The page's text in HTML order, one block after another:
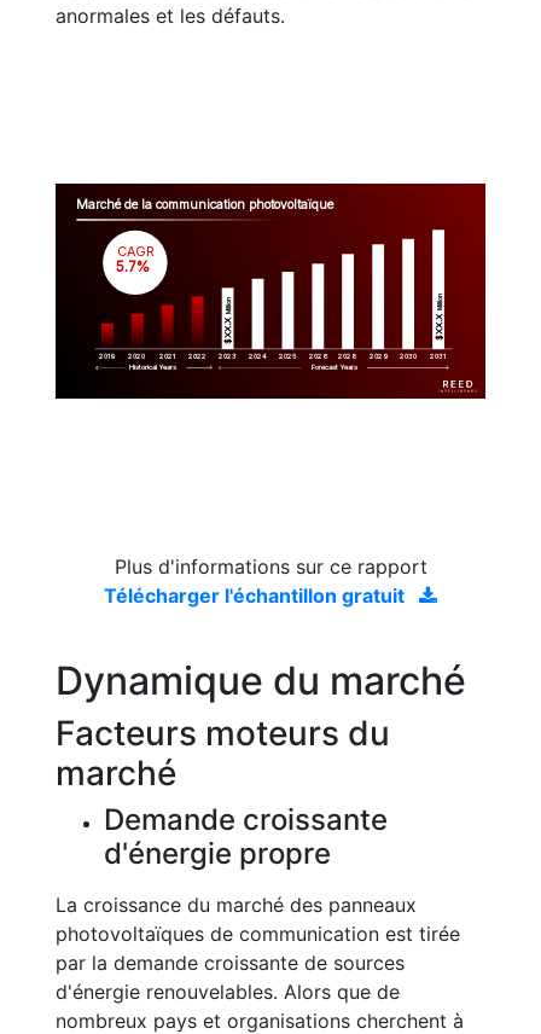
anormales et les défauts.
Marché de la communication photovoltaïque
2019 2020 2021 2022 2023 2024 2025 2026 2028 2029 2030 2031
$XX.X
Million
$XX.X
Million
CAGR
5.7%
Historical Years Forecast Years
Plus d'informations sur ce rapport
Télécharger l'échantillon gratuit
Dynamique du marché
Facteurs moteurs du
marché
Demande croissante
d'énergie propre
La croissance du marché des panneaux
photovoltaïques de communication est tirée
par la demande croissante de sources
d'énergie renouvelables. Alors que de
nombreux pays et organisations cherchent à